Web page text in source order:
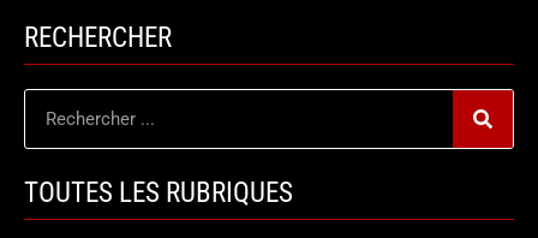
RECHERCHER
TOUTES LES RUBRIQUES